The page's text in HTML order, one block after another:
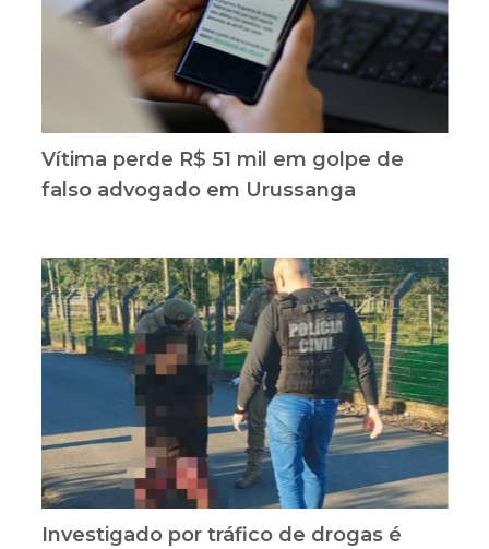
Vítima perde R$ 51 mil em golpe de
falso advogado em Urussanga
Investigado por tráfico de drogas é